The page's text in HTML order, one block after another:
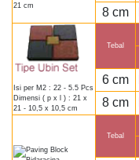
21 cm
8 cm
Isi per M2 : 22 - 5.5 Pcs
Dimensi ( p x l ) : 21 x
21 - 10,5 x 10,5 cm
Tebal
6 cm
8 cm
Tebal